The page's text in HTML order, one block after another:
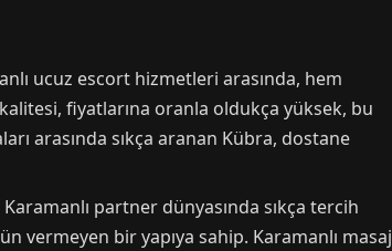
ucuz escort hizmetleri arasında, hem
fiyatlarına oranla oldukça yüksek, bu
arasında sıkça aranan Kübra, dostane
partner dünyasında sıkça tercih
vermeyen bir yapıya sahip. Karamanlı masaj